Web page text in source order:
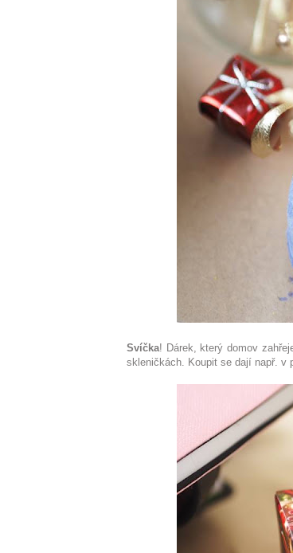
Svíčka! Dárek, který domov
skleničkách. Koupit se dají např. v